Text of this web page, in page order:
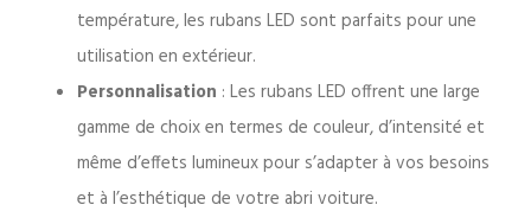
température, les rubans LED sont parfaits pour une
utilisation en extérieur.
Personnalisation : Les rubans LED offrent une large
gamme de choix en termes de couleur, d’intensité et
même d’effets lumineux pour s’adapter à vos besoins
et à l’esthétique de votre abri voiture.